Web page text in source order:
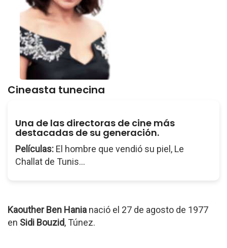
Cineasta tunecina
Una de las directoras de cine más
destacadas de su generación.
Películas: El hombre que vendió su piel, Le
Challat de Tunis...
Kaouther Ben Hania nació el 27 de agosto de 1977
en Sidi Bouzid, Túnez.